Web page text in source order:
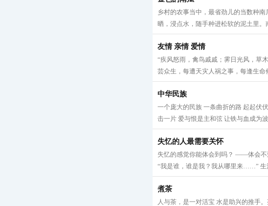
乡村的农事当中，最省劲儿的当数种
晒，浸点水，随手种进松软的泥土里
友情 亲情 爱情
“疾风怒雨，禽鸟戚戚；霁日光风，草
芸众生，每遭天灾人祸之事，每逢生命
中华民族
一个庞大的民族 一条曲折的路 起起伏
击一片 爱与恨是主和弦 让铁与血成为
失忆的人最需要关怀
失忆的感觉你能体会到吗？ ——体会不
“我是谁，谁是我？我从哪里来……” 生
煮茶
人与茶，是一对活宝 水是助兴的推手